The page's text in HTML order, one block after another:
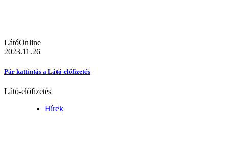
LátóOnline
2023.11.26
Pár kattintás a Látó-előfizetés
Látó-előfizetés
Hírek